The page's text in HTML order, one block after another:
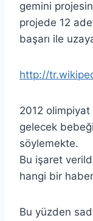
gemini
projede 12
başarı ile
http://
2012 olimpiyat
gelecek
söylemekte.
Bu işaret
hangi bir
Bu yüzden